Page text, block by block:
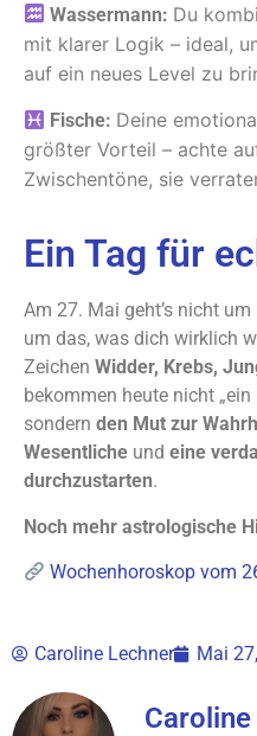
Wassermann: Du
mit klarer Logik – ideal,
auf ein neues Level zu
Fische: Deine
größter Vorteil – achte
Zwischentöne, sie
Ein Tag für
Am 27. Mai geht’s nicht
um das, was dich wirklich
Zeichen Widder, Krebs,
bekommen heute nicht
sondern den Mut zur
Wesentliche und eine
durchzustarten.
Noch mehr astrologische
Wochenhoroskop vom
Caroline Lechner Mai